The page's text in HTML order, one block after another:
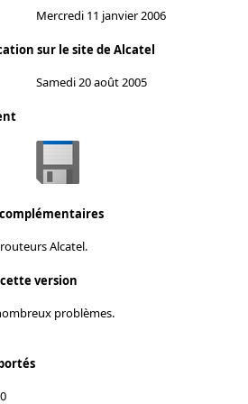
Mercredi 11 janvier 2006
sur le site de Alcatel
Samedi 20 août 2005
Alcatel.
version
problèmes.